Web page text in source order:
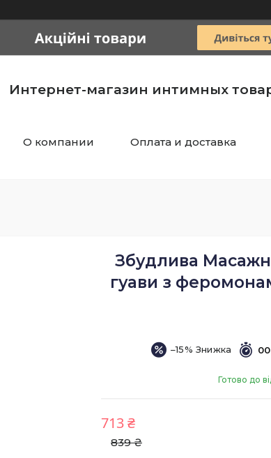
Интернет-магазин интимных
О компании Оплата и доставка
Збудлива
гуави з
–15% 00
Готово до
839 ₴
713 ₴